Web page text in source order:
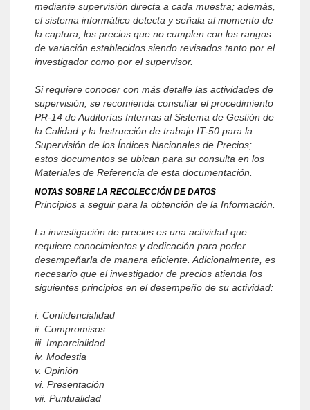
mediante supervisión directa a cada muestra; además,
el sistema informático detecta y señala al momento de
la captura, los precios que no cumplen con los rangos
de variación establecidos siendo revisados tanto por el
investigador como por el supervisor.
Si requiere conocer con más detalle las actividades de
supervisión, se recomienda consultar el procedimiento
PR-14 de Auditorías Internas al Sistema de Gestión de
la Calidad y la Instrucción de trabajo IT-50 para la
Supervisión de los Índices Nacionales de Precios;
estos documentos se ubican para su consulta en los
Materiales de Referencia de esta documentación.
NOTAS SOBRE LA RECOLECCIÓN DE DATOS
Principios a seguir para la obtención de la Información.
La investigación de precios es una actividad que
requiere conocimientos y dedicación para poder
desempeñarla de manera eficiente. Adicionalmente, es
necesario que el investigador de precios atienda los
siguientes principios en el desempeño de su actividad:
i. Confidencialidad
ii. Compromisos
iii. Imparcialidad
iv. Modestia
v. Opinión
vi. Presentación
vii. Puntualidad